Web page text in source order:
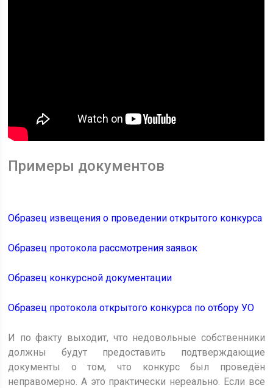
Примеры документов
Образец извещения о проведении открытого конкурса
Образец протокола рассмотрения заявок
Образец конкурсной документации
Образец протокола открытого конкурса по отбору УО
И по факту выходит, что недовольные собственники
должны будут предоставить подтверждающие
документы о том, что конкурс был проведён
неправомерно. А это практически нереально. Если все